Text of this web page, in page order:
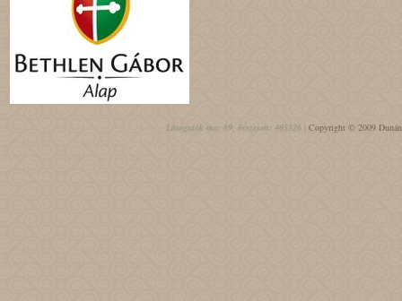
Látogatók ma: 89, összesen: 405326 | Copyright © 2009